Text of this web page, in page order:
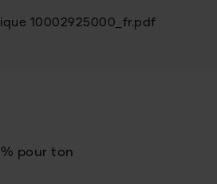
10002925000_fr.pdf
pour ton